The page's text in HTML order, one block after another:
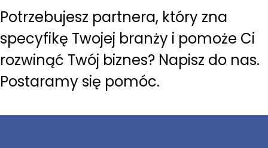
Potrzebujesz partnera, który zna
specyfikę Twojej branży i pomoże Ci
rozwinąć Twój biznes? Napisz do nas.
Postaramy się pomóc.